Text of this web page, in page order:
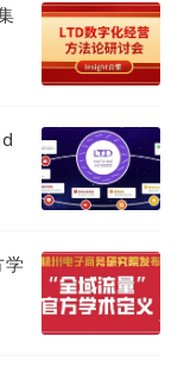
，要求学生结合
全风险规避方案
段性的反馈，给
具），如：基
学